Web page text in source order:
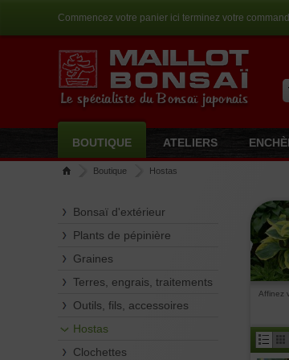
Commencez votre panier ici terminez votre
Le spécialiste du Bonsaï japonais
BOUTIQUE ATELIERS
Boutique Hostas
Bonsaï d'extérieur
Plants de pépinière
Graines
Terres, engrais, traitements
Outils, fils, accessoires
Hostas
Clochettes
Affinez